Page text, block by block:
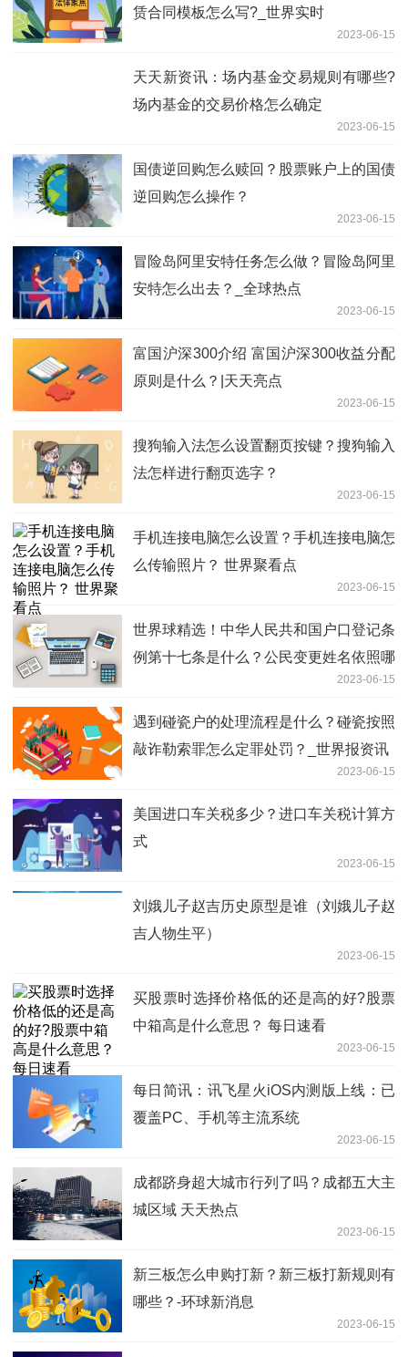
赁合同模板怎么写?_世界实时
2023-06-15
天天新资讯：场内基金交易规则有哪些?
场内基金的交易价格怎么确定
2023-06-15
国债逆回购怎么赎回？股票账户上的国债
逆回购怎么操作？
2023-06-15
冒险岛阿里安特任务怎么做？冒险岛阿里
安特怎么出去？_全球热点
2023-06-15
富国沪深300介绍 富国沪深300收益分配
原则是什么？|天天亮点
2023-06-15
搜狗输入法怎么设置翻页按键？搜狗输入
法怎样进行翻页选字？
2023-06-15
手机连接电脑怎么设置？手机连接电脑怎
么传输照片？ 世界聚看点
2023-06-15
世界球精选！中华人民共和国户口登记条
例第十七条是什么？公民变更姓名依照哪
2023-06-15
遇到碰瓷户的处理流程是什么？碰瓷按照
敲诈勒索罪怎么定罪处罚？_世界报资讯
2023-06-15
美国进口车关税多少？进口车关税计算方
式
2023-06-15
刘娥儿子赵吉历史原型是谁（刘娥儿子赵
吉人物生平）
2023-06-15
买股票时选择价格低的还是高的好?股票
中箱高是什么意思？ 每日速看
2023-06-15
每日简讯：讯飞星火iOS内测版上线：已
覆盖PC、手机等主流系统
2023-06-15
成都跻身超大城市行列了吗？成都五大主
城区域 天天热点
2023-06-15
新三板怎么申购打新？新三板打新规则有
哪些？-环球新消息
2023-06-15